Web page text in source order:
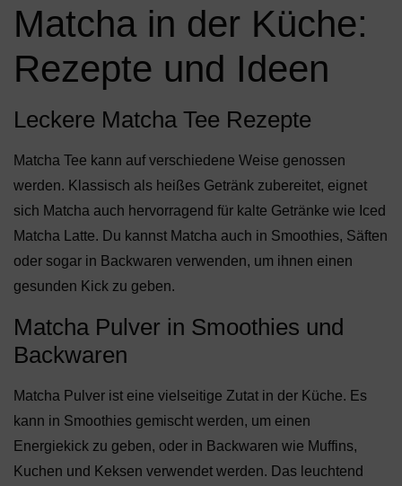
Matcha in der Küche:
Rezepte und Ideen
Leckere Matcha Tee Rezepte
Matcha Tee kann auf verschiedene Weise genossen
werden. Klassisch als heißes Getränk zubereitet, eignet
sich Matcha auch hervorragend für kalte Getränke wie Iced
Matcha Latte. Du kannst Matcha auch in Smoothies, Säften
oder sogar in Backwaren verwenden, um ihnen einen
gesunden Kick zu geben.
Matcha Pulver in Smoothies und
Backwaren
Matcha Pulver ist eine vielseitige Zutat in der Küche. Es
kann in Smoothies gemischt werden, um einen
Energiekick zu geben, oder in Backwaren wie Muffins,
Kuchen und Keksen verwendet werden. Das leuchtend